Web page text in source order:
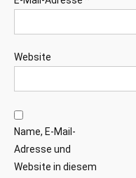
Website
Name, E-Mail-
Adresse und
Website in diesem